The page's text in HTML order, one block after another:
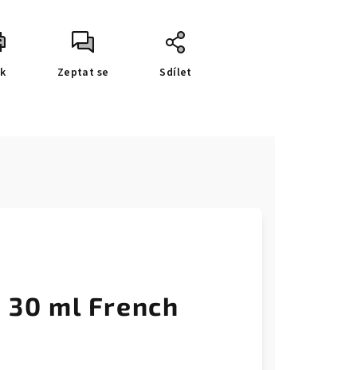
Zeptat se Sdílet
ml French